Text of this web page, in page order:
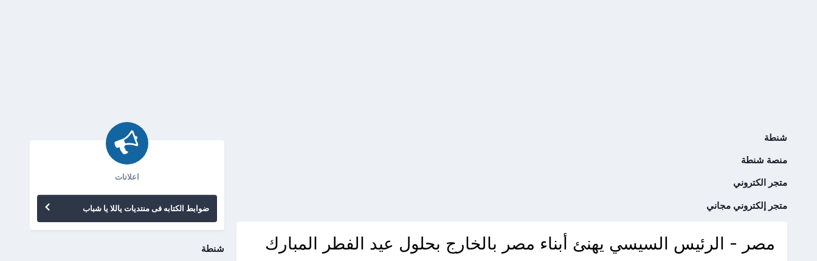
شنطة
منصة شنطة
متجر الكتروني
متجر إلكتروني مجاني
مصر - الرئيس السيسي يهنئ أبناء مصر بالخارج بحلول عيد الفطر المبارك
اعلانات
ضوابط الكتابه فى منتديات ياللا يا شباب
شنطة